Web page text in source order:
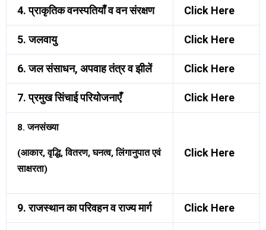
4. प्राकृतिक वनस्पतियाँ व वन संरक्षण Click Here
5. जलवायु Click Here
6. जल संसाधन, अपवाह तंत्र व झीलें Click Here
7. प्रमुख सिंचाई परियोजनाएँ Click Here
8. जनसंख्या
(आकार, वृद्धि, वितरण, घनत्व, लिंगानुपात एवं
साक्षरता)
Click Here
9. राजस्थान का परिवहन व राज्य मार्ग Click Here